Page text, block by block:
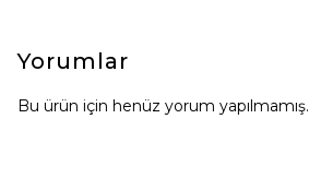
Yorumlar
Bu ürün için henüz yorum yapılmamış.